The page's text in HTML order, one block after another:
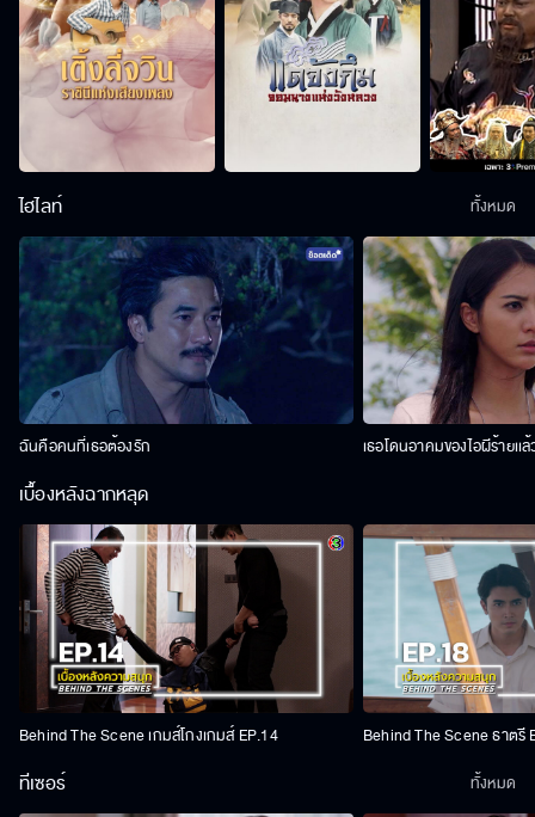
ไฮไลท์
ฉันคือคนที่เธอต้องรัก เธอโดนอาคมของไอผีร้ายเเ
ทั้งหมด
เบื้องหลังฉากหลุด
Behind The Scene เกมส์โกงเกมส์ EP.14 Behind The Scene ธาตรี
ทีเซอร์ ทั้งหมด